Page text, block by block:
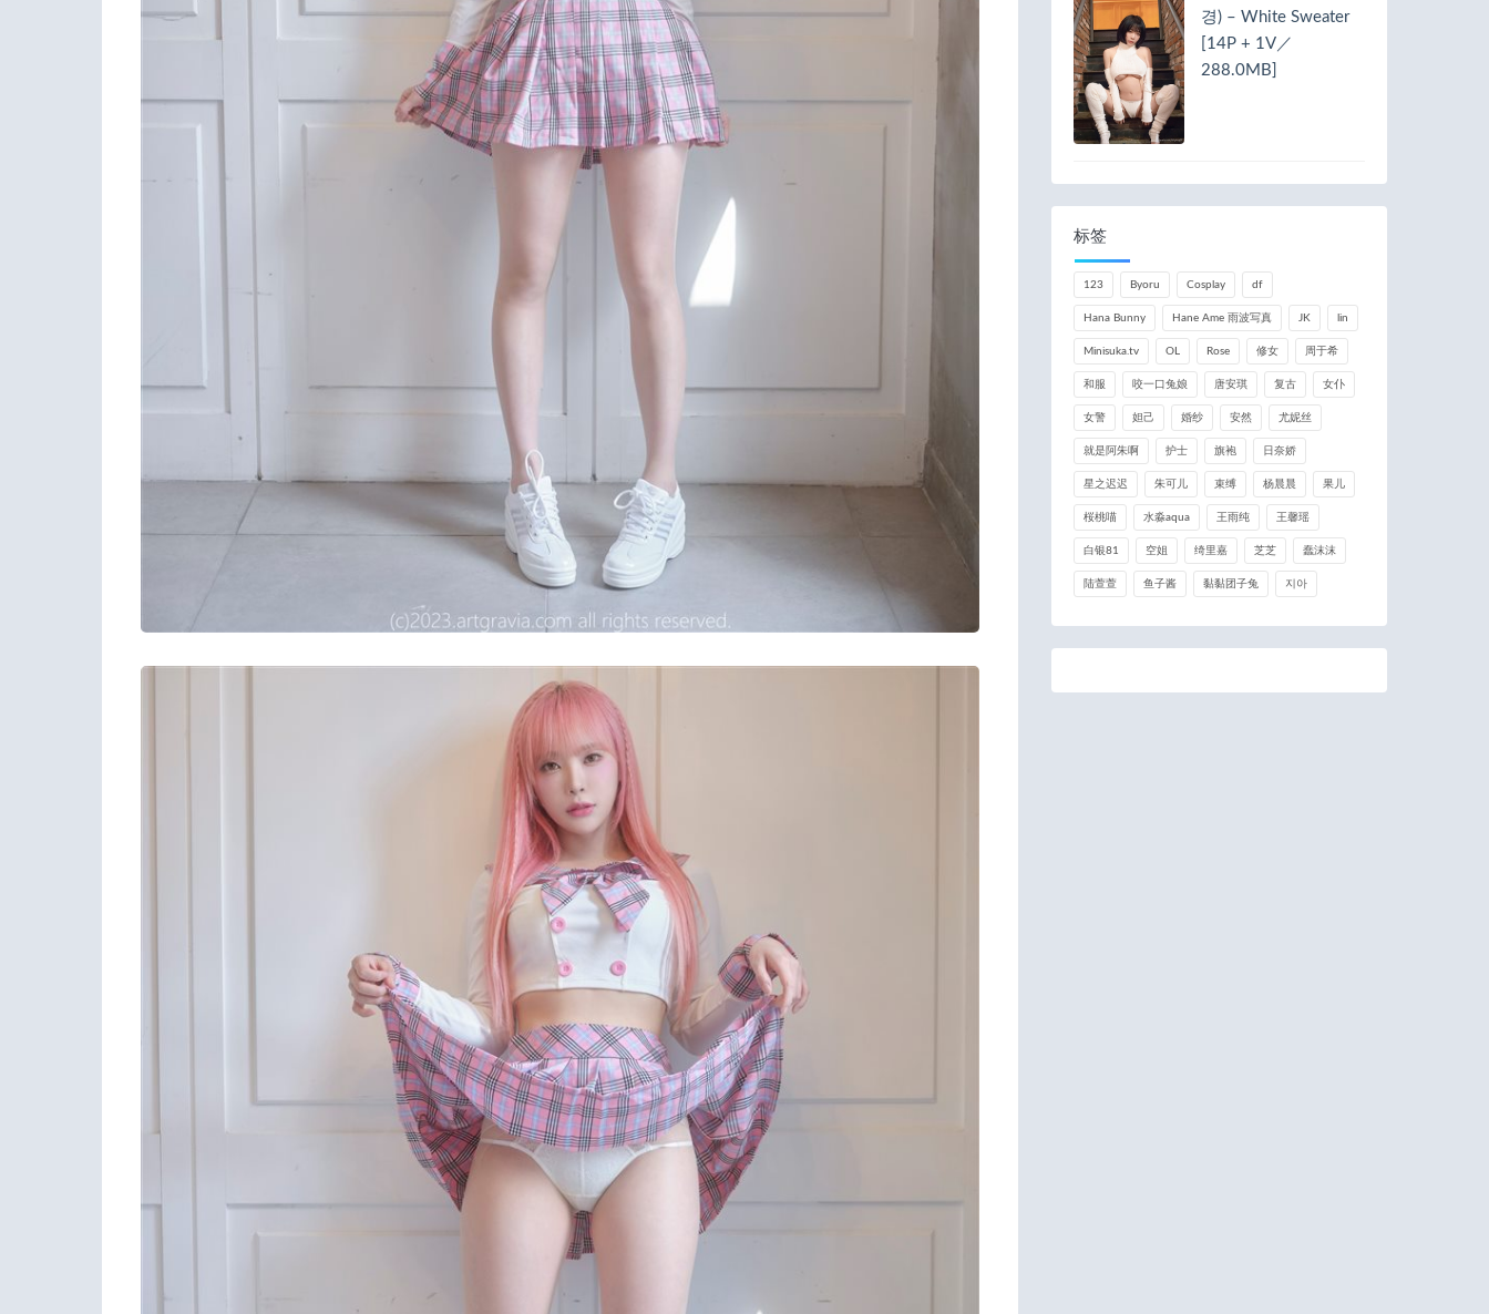
경) – White Sweater
[14P + 1V／
288.0MB]
标签
123 Byoru Cosplay df
Hana Bunny Hane Ame 雨波写真 JK lin
Minisuka.tv OL Rose 修女 周于希
和服 咬一口兔娘 唐安琪 复古 女仆
女警 妲己 婚纱 安然 尤妮丝
就是阿朱啊 护士 旗袍 日奈娇
星之迟迟 朱可儿 束缚 杨晨晨 果儿
桜桃喵 水淼aqua 王雨纯 王馨瑶
白银81 空姐 绮里嘉 芝芝 蠢沫沫
陆萱萱 鱼子酱 黏黏团子兔 지아